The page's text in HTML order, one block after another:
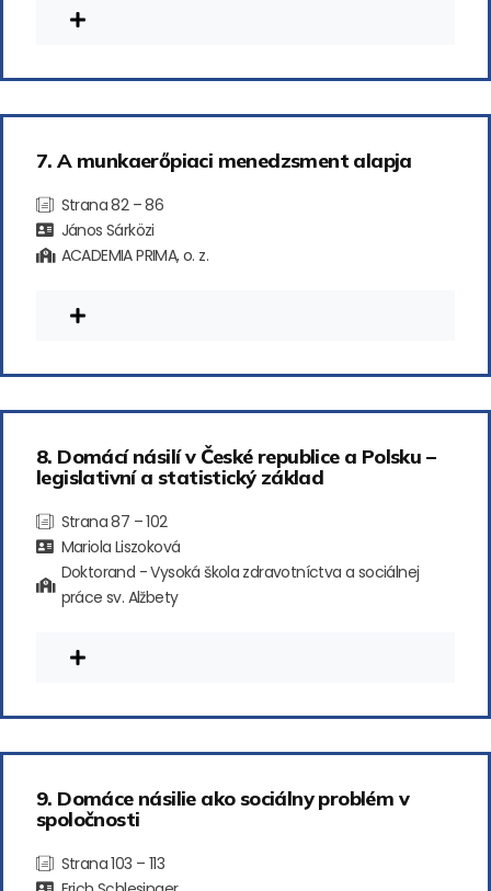
7. A munkaerőpiaci menedzsment alapja
Strana 82 – 86
János Sárközi
ACADEMIA PRIMA, o. z.
8. Domácí násilí v České republice a Polsku –
legislativní a statistický základ
Strana 87 – 102
Mariola Liszoková
Doktorand - Vysoká škola zdravotníctva a sociálnej
práce sv. Alžbety
9. Domáce násilie ako sociálny problém v
spoločnosti
Strana 103 – 113